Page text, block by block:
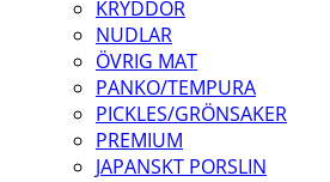
KRYDDOR
NUDLAR
ÖVRIG MAT
PANKO/TEMPURA
PICKLES/GRÖNSAKER
PREMIUM
JAPANSKT PORSLIN